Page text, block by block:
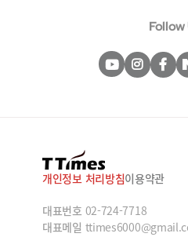
Follow
개인정보 처리방침이용약관
대표번호 02-724-7718
대표메일